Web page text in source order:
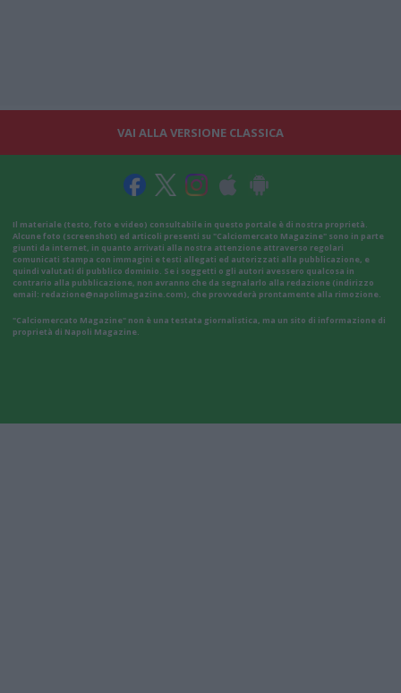
VAI ALLA VERSIONE CLASSICA
Il materiale (testo, foto e video) consultabile in questo portale è di nostra proprietà.
Alcune foto (screenshot) ed articoli presenti su "Calciomercato Magazine" sono in parte
giunti da internet, in quanto arrivati alla nostra attenzione attraverso regolari
comunicati stampa con immagini e testi allegati ed autorizzati alla pubblicazione, e
quindi valutati di pubblico dominio. Se i soggetti o gli autori avessero qualcosa in
contrario alla pubblicazione, non avranno che da segnalarlo alla redazione (indirizzo
email: redazione@napolimagazine.com), che provvederà prontamente alla rimozione.
"Calciomercato Magazine" non è una testata giornalistica, ma un sito di informazione di
proprietà di Napoli Magazine.